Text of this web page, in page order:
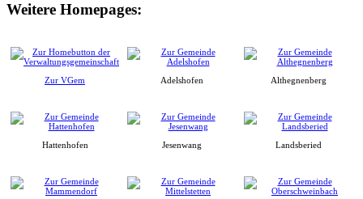
Weitere Homepages:
Zur VGem Adelshofen Althegnenberg
Hattenhofen Jesenwang Landsberied